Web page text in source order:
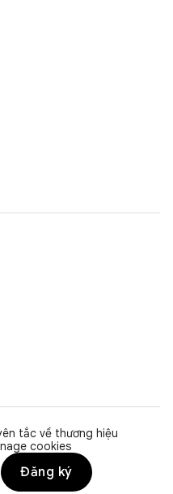
tắc về thương hiệu
cookies
Đăng ký